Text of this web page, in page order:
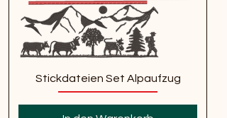
Stickdateien Set Alpaufzug